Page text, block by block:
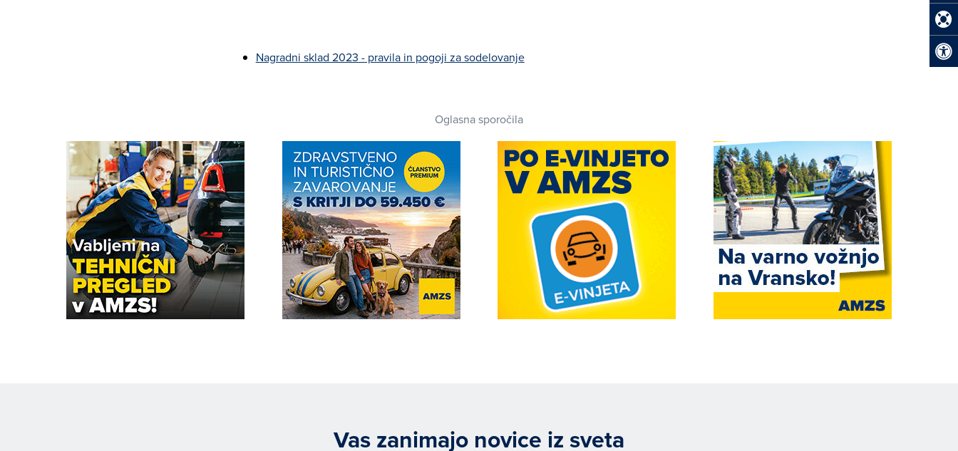
Nagradni sklad 2023 - pravila in pogoji za sodelovanje
Oglasna sporočila
Vas zanimajo novice iz sveta